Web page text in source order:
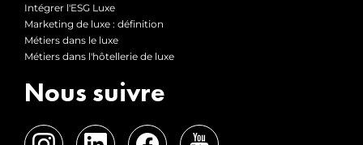
Intégrer l'ESG Luxe
Marketing de luxe : définition
Métiers dans le luxe
Métiers dans l'hôtellerie de luxe
Nous suivre